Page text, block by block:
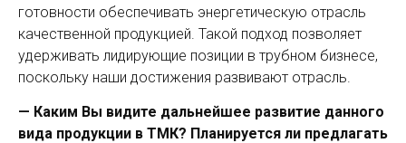
готовности обеспечивать энергетическую отрасль
качественной продукцией. Такой подход позволяет
удерживать лидирующие позиции в трубном бизнесе,
поскольку наши достижения развивают отрасль.
— Каким Вы видите дальнейшее развитие данного
вида продукции в ТМК? Планируется ли предлагать